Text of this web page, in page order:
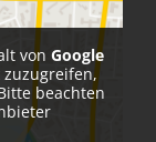
von Google
beachten